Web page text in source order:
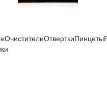
ОчистителиОтверткиПинцеты